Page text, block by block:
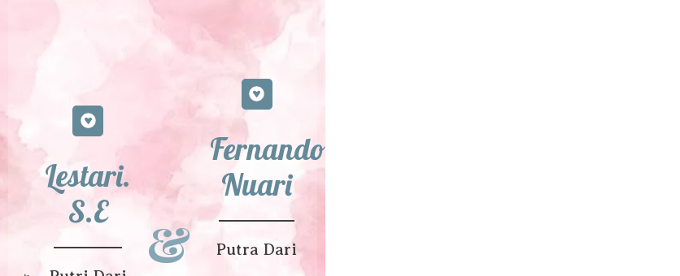
Lestari.
S.E
&
Fernando
Nuari
Putra Dari